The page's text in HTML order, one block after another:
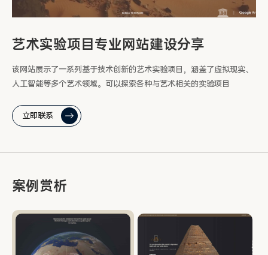
艺术实验项目专业网站建设分享
该网站展示了一系列基于技术创新的艺术实验项目，涵盖了虚拟现实、
人工智能等多个艺术领域。可以探索各种与艺术相关的实验项目
立即联系
案例赏析